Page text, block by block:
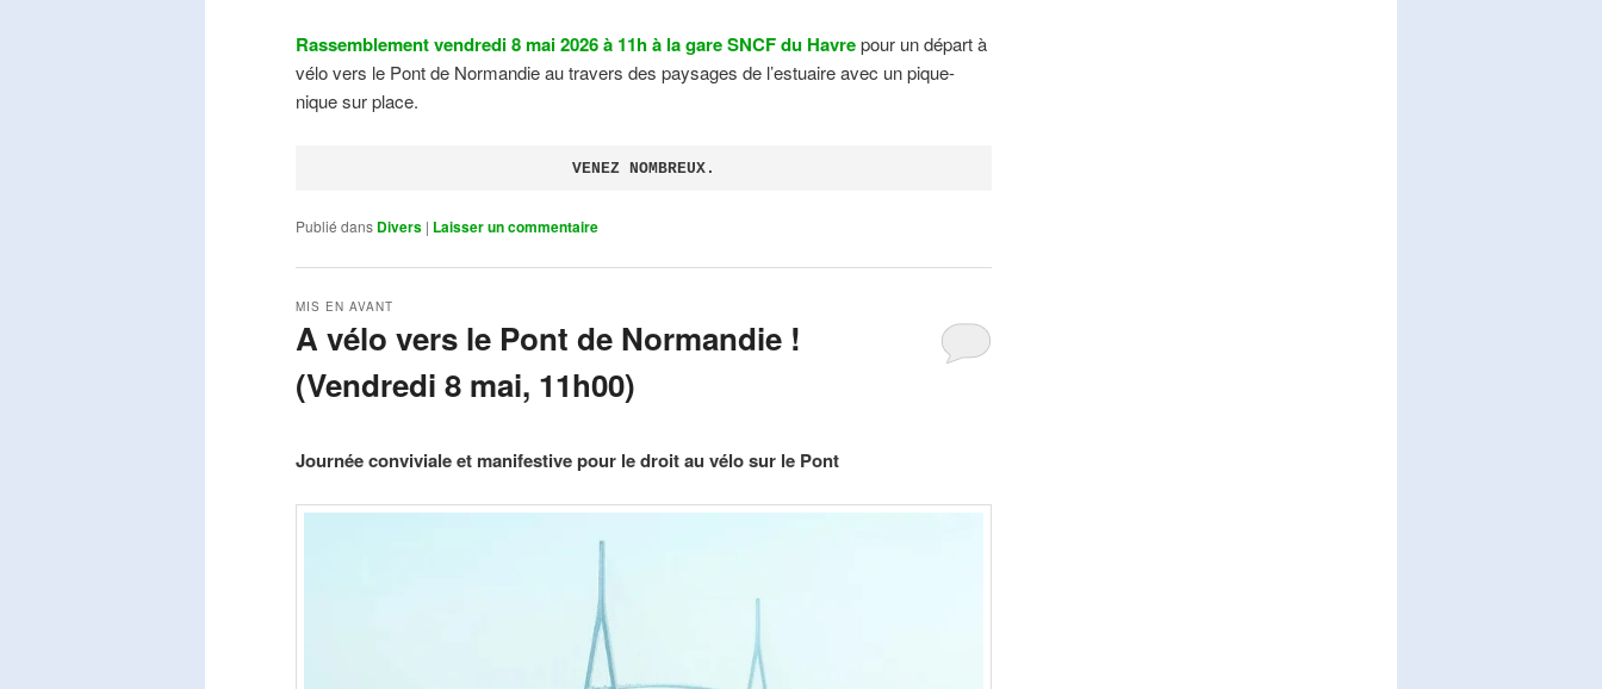
Rassemblement vendredi 8 mai 2026 à 11h à la gare SNCF du Havrepour un départ à
vélo vers le Pont de Normandie au travers des paysages de l’estuaire avec un pique-
nique sur place.
VENEZ NOMBREUX.
Publié dans Divers | Laisser un commentaire
A vélo vers le Pont de Normandie !
(Vendredi 8 mai, 11h00)
MIS EN AVANT
Journée conviviale et manifestive pour le droit au vélo sur le Pont